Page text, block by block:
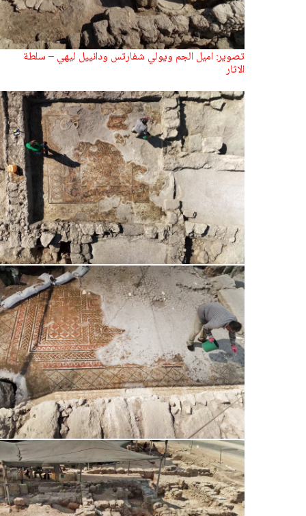
تصوير: اميل الجم ويولي شفارتس ودانييل ليهي – سلطة
الاثار